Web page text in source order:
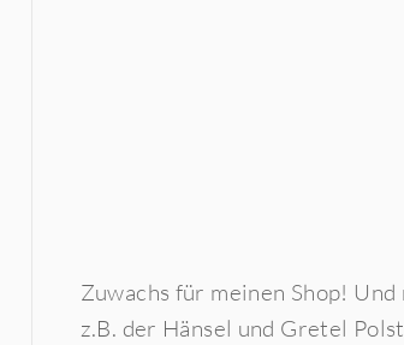
Zuwachs für meinen Shop!
z.B. der Hänsel und Gretel